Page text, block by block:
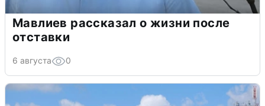
Мавлиев рассказал о жизни после
отставки
6 августа 0